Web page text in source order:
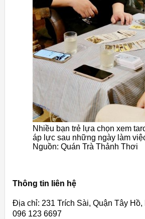
Nhiều bạn trẻ lựa chọn xem
áp lực sau những ngày làm
Nguồn: Quán Trà Thảnh Thơi
Thông tin liên hệ
Địa chỉ: 231 Trích Sài, Quận Tây Hồ,
096 123 6697